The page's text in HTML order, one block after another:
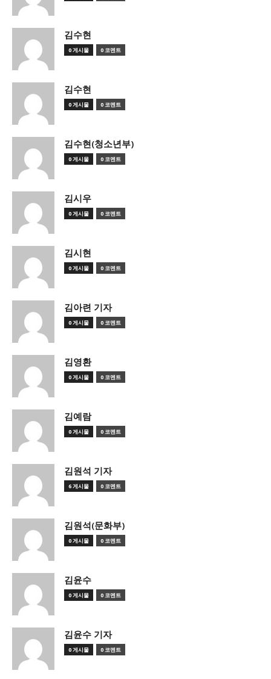
김수현
0 게시물 0 코멘트
김수현
0 게시물 0 코멘트
김수현(청소년부)
0 게시물 0 코멘트
김시우
0 게시물 0 코멘트
김시현
0 게시물 0 코멘트
김아련 기자
0 게시물 0 코멘트
김영환
0 게시물 0 코멘트
김예람
0 게시물 0 코멘트
김원석 기자
6 게시물 0 코멘트
김원석(문화부)
0 게시물 0 코멘트
김윤수
0 게시물 0 코멘트
김윤수 기자
0 게시물 0 코멘트